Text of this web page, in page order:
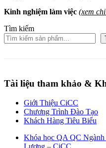
Kinh nghiệm làm việc (xem
Tìm kiếm
Tài liệu tham khảo &
Giới Thiệu CiCC
Chương Trình Đào Tạo
Khách Hàng Tiêu Biểu
Khóa học QA QC
Lượng – CiCC